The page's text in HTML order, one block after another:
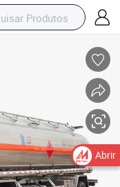
Abrir